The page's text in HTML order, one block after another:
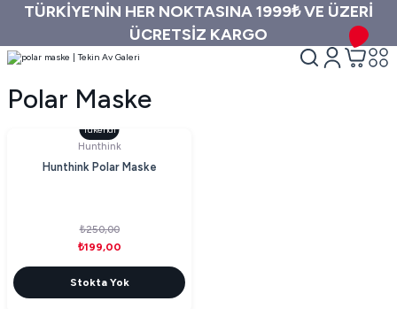
TÜRKİYE’NİN HER NOKTASINA 1999₺ VE ÜZERİ
ÜCRETSİZ KARGO
Polar Maske
Tükendi
Hunthink
Hunthink Polar Maske
₺250,00
₺199,00
Stokta Yok